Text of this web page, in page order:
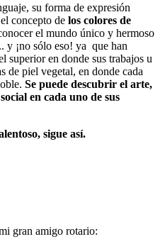
su forma de expresión
concepto de los colores de
el mundo único y hermoso
y ¡no sólo eso! ya que han
superior en donde sus trabajos u
de piel vegetal, en donde cada
Se puede descubrir el arte,
en cada uno de sus
sigue así.
gran amigo rotario: